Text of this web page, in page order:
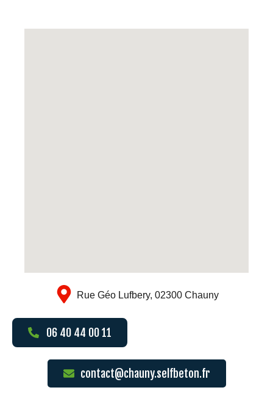
Rue Géo Lufbery, 02300 Chauny
06 40 44 00 11
contact@chauny.selfbeton.fr